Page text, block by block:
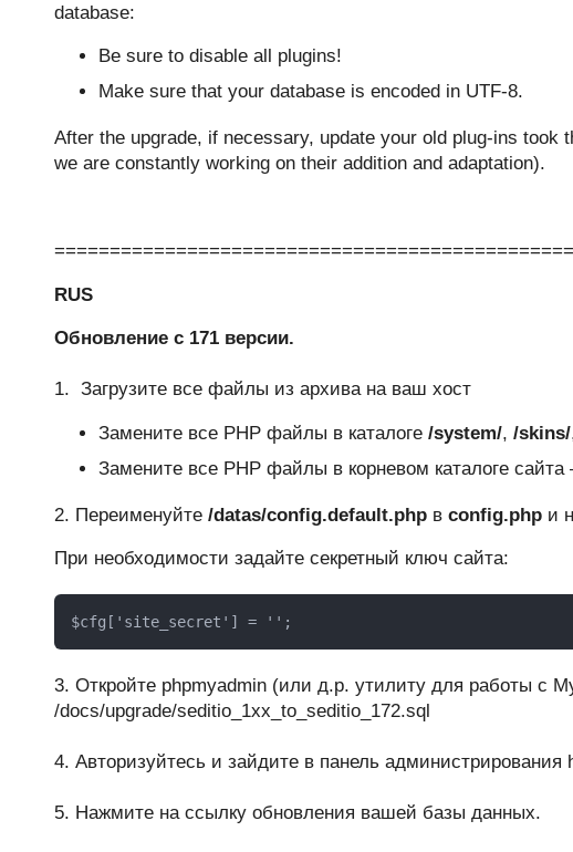
database:
Be sure to disable all plugins!
Make sure that your database is encoded in UTF-8.
After the upgrade, if necessary, update your old plug-ins took
we are constantly working on their addition and adaptation).
RUS
Обновление с 171 версии.
1. Загрузите все файлы из архива на ваш хост
Замените все PHP файлы в каталоге /system/, /skins/
Замените все PHP файлы в корневом каталоге
2. Переименуйте /datas/config.default.php в config.php и
При необходимости задайте секретный ключ сайта:
$cfg['site_secret'] = '';
3. Откройте phpmyadmin (или д.р. утилиту для работы с
/docs/upgrade/seditio_1xx_to_seditio_172.sql
4. Авторизуйтесь и зайдите в панель администрирования
5. Нажмите на ссылку обновления вашей базы данных.